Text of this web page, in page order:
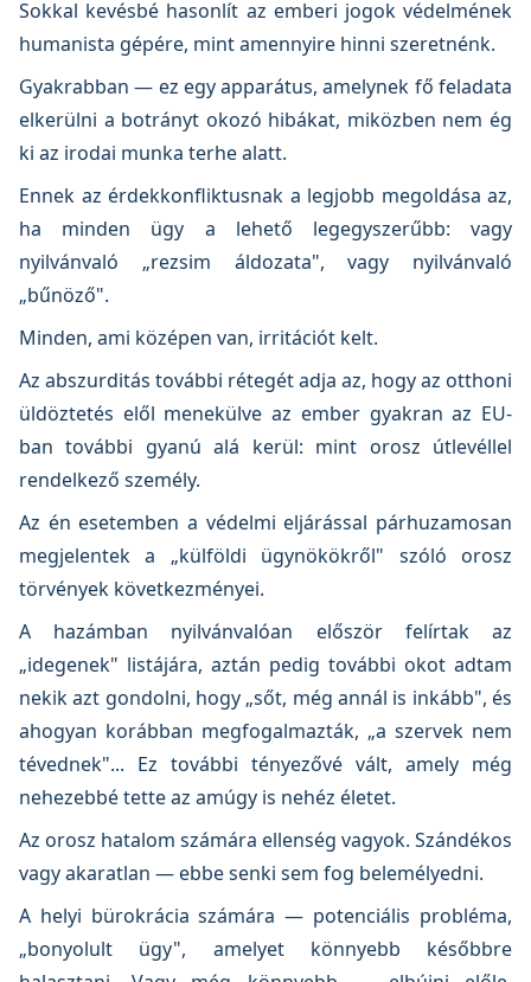
Sokkal kevésbé hasonlít az emberi jogok védelmének
humanista gépére, mint amennyire hinni szeretnénk.
Gyakrabban — ez egy apparátus, amelynek fő feladata
elkerülni a botrányt okozó hibákat, miközben nem ég
ki az irodai munka terhe alatt.
Ennek az érdekkonfliktusnak a legjobb megoldása az,
ha minden ügy a lehető legegyszerűbb: vagy
nyilvánvaló „rezsim áldozata", vagy nyilvánvaló
„bűnöző".
Minden, ami középen van, irritációt kelt.
Az abszurditás további rétegét adja az, hogy az otthoni
üldöztetés elől menekülve az ember gyakran az EU-
ban további gyanú alá kerül: mint orosz útlevéllel
rendelkező személy.
Az én esetemben a védelmi eljárással párhuzamosan
megjelentek a „külföldi ügynökökről" szóló orosz
törvények következményei.
A hazámban nyilvánvalóan először felírtak az
„idegenek" listájára, aztán pedig további okot adtam
nekik azt gondolni, hogy „sőt, még annál is inkább", és
ahogyan korábban megfogalmazták, „a szervek nem
tévednek"... Ez további tényezővé vált, amely még
nehezebbé tette az amúgy is nehéz életet.
Az orosz hatalom számára ellenség vagyok. Szándékos
vagy akaratlan — ebbe senki sem fog belemélyedni.
A helyi bürokrácia számára — potenciális probléma,
„bonyolult ügy", amelyet könnyebb későbbre